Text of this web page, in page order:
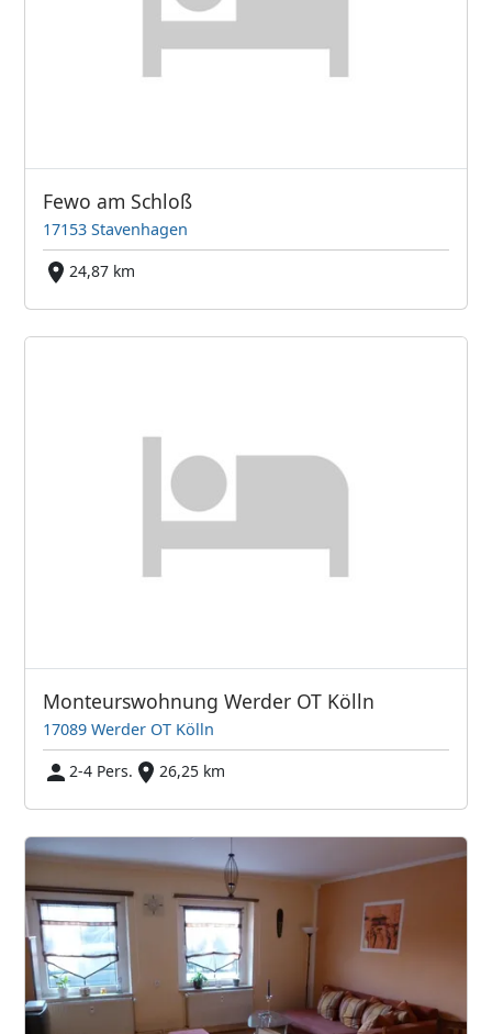
Fewo am Schloß
17153 Stavenhagen
24,87 km
Monteurswohnung Werder OT Kölln
17089 Werder OT Kölln
2-4 Pers.
26,25 km